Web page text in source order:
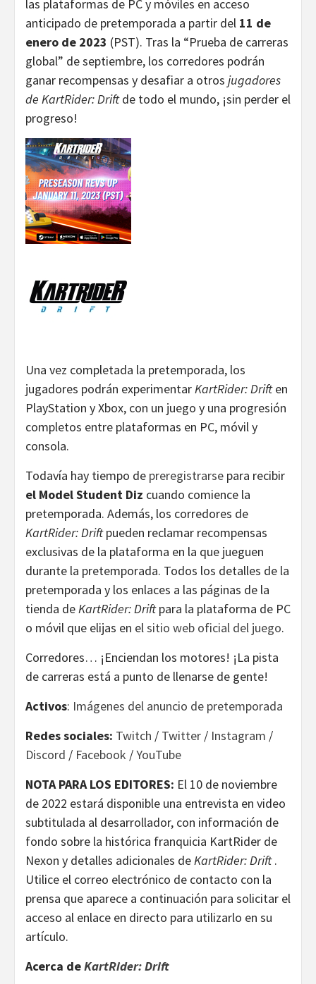
las plataformas de PC y móviles en acceso
anticipado de pretemporada a partir del 11 de
enero de 2023 (PST). Tras la “Prueba de carreras
global” de septiembre, los corredores podrán
ganar recompensas y desafiar a otros jugadores
de KartRider: Driftde todo el mundo, ¡sin perder el
progreso!
Una vez completada la pretemporada, los
jugadores podrán experimentarKartRider: Driften
PlayStation y Xbox, con un juego y una progresión
completos entre plataformas en PC, móvil y
consola.
Todavía hay tiempo de preregistrarse para recibir
el Model Student Diz cuando comience la
pretemporada. Además, los corredores de
KartRider: Driftpueden reclamar recompensas
exclusivas de la plataforma en la que jueguen
durante la pretemporada. Todos los detalles de la
pretemporada y los enlaces a las páginas de la
tienda deKartRider: Driftpara la plataforma de PC
o móvil que elijas en elsitio web oficial del juego.
Corredores… ¡Enciendan los motores! ¡La pista
de carreras está a punto de llenarse de gente!
Activos: Imágenes del anuncio de pretemporada
Redes sociales: Twitch / Twitter / Instagram /
Discord / Facebook /YouTube
NOTA PARA LOS EDITORES: El 10 de noviembre
de 2022 estará disponible una entrevista en video
subtitulada al desarrollador, con información de
fondo sobre la histórica franquicia KartRider de
Nexon y detalles adicionales deKartRider: Drift.
Utilice el correo electrónico de contacto con la
prensa que aparece a continuación para solicitar el
acceso al enlace en directo para utilizarlo en su
artículo.
Acerca deKartRider: Drift